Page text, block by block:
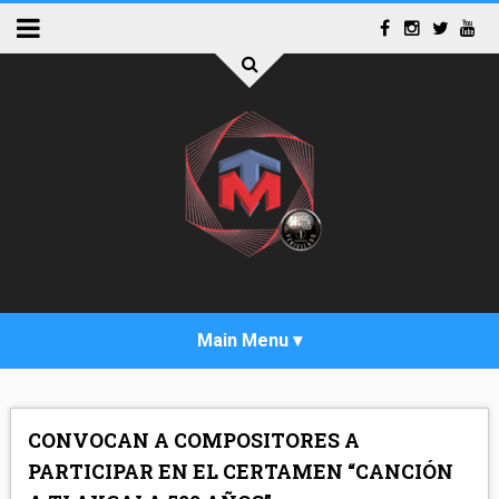
CONVOCAN A COMPOSITORES A
PARTICIPAR EN EL CERTAMEN “CANCIÓN